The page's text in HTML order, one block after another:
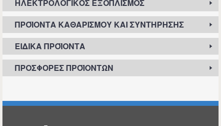
ΗΛΕΚΤΡΟΛΟΓΙΚΌΣ ΕΞΟΠΛΙΣΜΌΣ
ΠΡΟΪΌΝΤΑ ΚΑΘΑΡΙΣΜΟΎ ΚΑΙ ΣΥΝΤΉΡΗΣΗΣ
ΕΙΔΙΚΆ ΠΡΟΪΌΝΤΑ
ΠΡΟΣΦΟΡΈΣ ΠΡΟΪΌΝΤΩΝ